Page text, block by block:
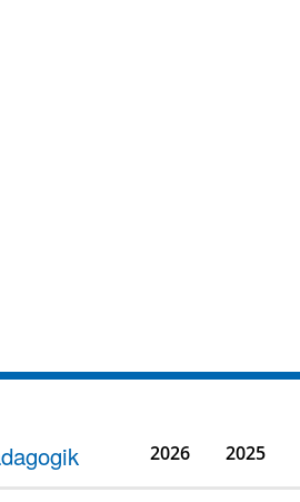
2026 2025